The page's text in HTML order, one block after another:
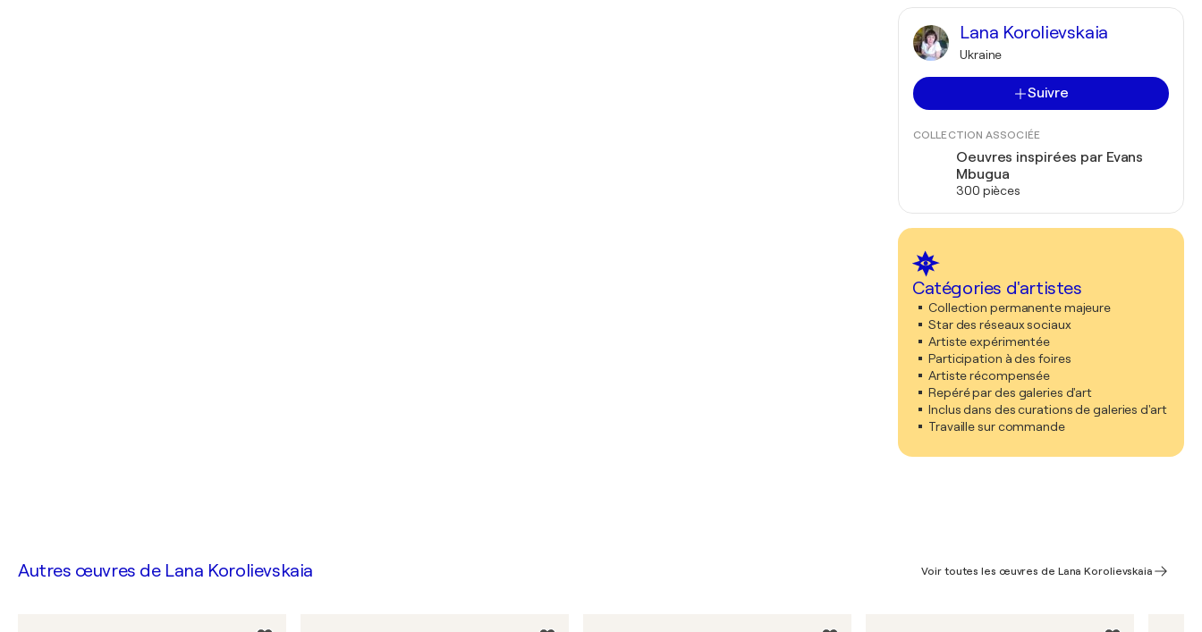
Lana Korolievskaia
Ukraine
Suivre
COLLECTION ASSOCIÉE
Oeuvres inspirées par Evans
Mbugua
300 pièces
Catégories d'artistes
Collection permanente majeure
Star des réseaux sociaux
Artiste expérimentée
Participation à des foires
Artiste récompensée
Repéré par des galeries d'art
Inclus dans des curations de galeries d'art
Travaille sur commande
Autres œuvres de Lana Korolievskaia Voir toutes les œuvres de Lana Korolievskaia